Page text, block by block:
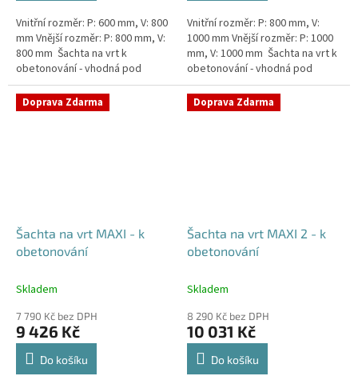
Vnitřní rozměr: P: 600 mm, V: 800
mm Vnější rozměr: P: 800 mm, V:
800 mm Šachta na vrt k
obetonování - vhodná pod
parkovací stání, komunikace
nebo do míst vyšším...
Vnitřní rozměr: P: 800 mm, V:
1000 mm Vnější rozměr: P: 1000
mm, V: 1000 mm Šachta na vrt k
obetonování - vhodná pod
parkovací stání, komunikace
nebo do míst vyšším...
Doprava Zdarma
Šachta na vrt MAXI - k
obetonování
Skladem
7 790 Kč bez DPH
9 426 Kč
Do košíku
Doprava Zdarma
Šachta na vrt MAXI 2 - k
obetonování
Skladem
8 290 Kč bez DPH
10 031 Kč
Do košíku